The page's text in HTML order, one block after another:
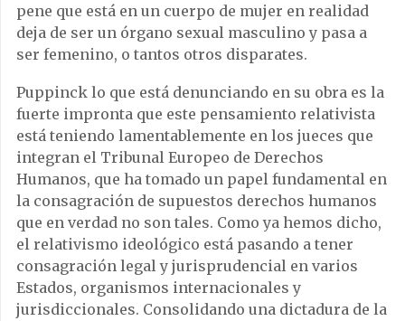
pene que está en un cuerpo de mujer en realidad
deja de ser un órgano sexual masculino y pasa a
ser femenino, o tantos otros disparates.
Puppinck lo que está denunciando en su obra es la
fuerte impronta que este pensamiento relativista
está teniendo lamentablemente en los jueces que
integran el Tribunal Europeo de Derechos
Humanos, que ha tomado un papel fundamental en
la consagración de supuestos derechos humanos
que en verdad no son tales. Como ya hemos dicho,
el relativismo ideológico está pasando a tener
consagración legal y jurisprudencial en varios
Estados, organismos internacionales y
jurisdiccionales. Consolidando una dictadura de la